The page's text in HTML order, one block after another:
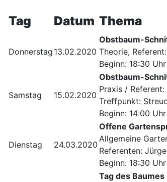
Tag Datum Thema
Donnerstag 13.02.2020
Obstbaum-
Theorie,
Beginn: 18:30 Uhr
Samstag 15.02.2020
Obstbaum-
Praxis /
Treffpunkt:
Beginn: 14:00 Uhr
Dienstag 24.03.2020
Offene
Allgemeine
Referenten:
Beginn: 18:30 Uhr
Tag des Baumes